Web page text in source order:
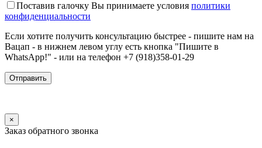
Поставив галочку Вы принимаете условия политики
конфиденциальности
Если хотите получить консультацию быстрее - пишите нам на
Вацап - в нижнем левом углу есть кнопка "Пишите в
WhatsApp!" - или на телефон +7 (918)358-01-29
×
Заказ обратного звонка